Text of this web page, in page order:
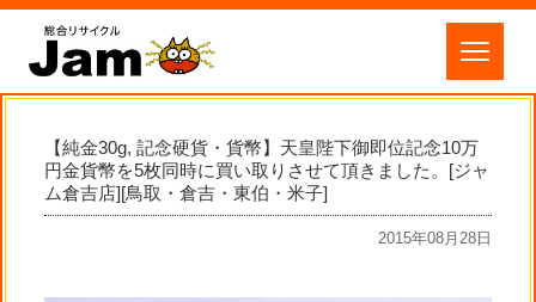
【純金30g, 記念硬貨・貨幣】天皇陛下御即位記念10万
円金貨幣を5枚同時に買い取りさせて頂きました。[ジャ
ム倉吉店][鳥取・倉吉・東伯・米子]
2015年08月28日